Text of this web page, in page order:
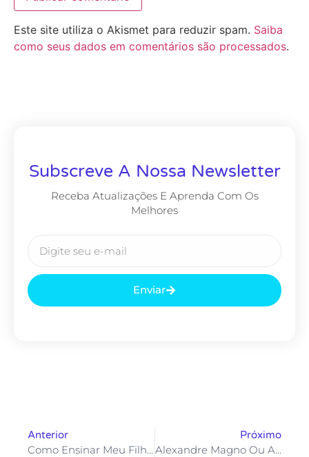
Este site utiliza o Akismet para reduzir spam. Saiba
como seus dados em comentários são processados.
Subscreve A Nossa Newsletter
Receba Atualizações E Aprenda Com Os
Melhores
Enviar
Anterior
Como Ensinar Meu Filho A Ler.
Próximo
Alexandre Magno Ou Alexandre O Grande